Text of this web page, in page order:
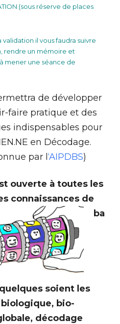
(sous réserve de places
il vous faudra suivre
rendre un mémoire et
mener une séance de
de développer
faire pratique et des
indispensables pour
en Décodage.
par l‘AIPDBS)
ouverte à toutes les
connaissances de
ba
soient les
bio-
décodage